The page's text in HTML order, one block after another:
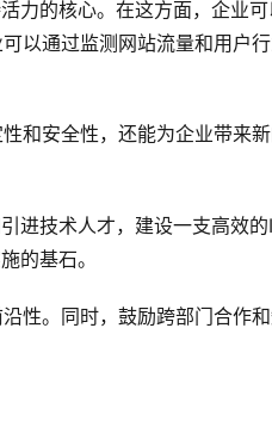
力的核心。在这方面，企业
以通过监测网站流量和用户
和安全性，还能为企业带来新
技术人才，建设一支高效的
的基石。
性。同时，鼓励跨部门合作